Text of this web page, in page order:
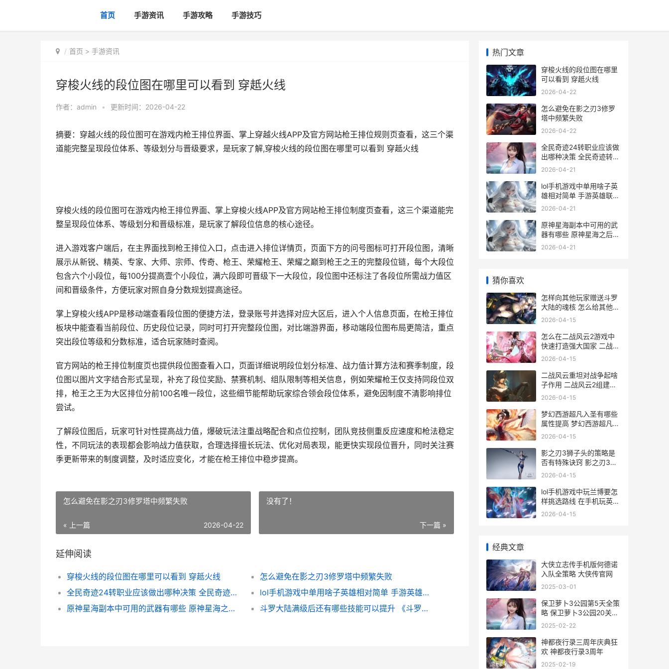
首页 手游资讯 手游攻略 手游技巧
首页 > 手游资讯
穿梭火线的段位图在哪里可以看到 穿赿火线
作者： admin • 更新时间：2026-04-22
摘要：穿越火线的段位图可在游戏内枪王排位界面、掌上穿越火线APP及官方网站枪王排位规则页查看，这三个渠
道能完整呈现段位体系、等级划分与晋级要求，是玩家了解,穿梭火线的段位图在哪里可以看到 穿赿火线
穿梭火线的段位图可在游戏内枪王排位界面、掌上穿梭火线APP及官方网站枪王排位制度页查看，这三个渠道能完
整呈现段位体系、等级划分和晋级标准，是玩家了解段位信息的核心途径。
进入游戏客户端后，在主界面找到枪王排位入口，点击进入排位详情页，页面下方的问号图标可打开段位图，清晰
展示从新锐、精英、专家、大师、宗师、传奇、枪王、荣耀枪王、荣耀之巅到枪王之王的完整段位链，每个大段位
包含六个小段位，每100分提高壹个小段位，满六段即可晋级下一大段位，段位图中还标注了各段位所需战力值区
间和晋级条件，方便玩家对照自身分数规划提高途径。
掌上穿梭火线APP是移动端查看段位图的便捷方法，登录账号并选择对应大区后，进入个人信息页面，在枪王排位
板块中能查看当前段位、历史段位记录，同时可打开完整段位图，对比端游界面，移动端段位图布局更简洁，重点
突出段位等级和分数标准，适合玩家随时查阅。
官方网站的枪王排位制度页也提供段位图查看入口，页面详细说明段位划分标准、战力值计算方法和赛季制度，段
位图以图片文字结合形式呈现，补充了段位奖励、禁赛机制、组队限制等相关信息，例如荣耀枪王仅支持同段位双
排，枪王之王为大区排位分前100名唯一段位，这些细节能帮助玩家综合领会段位体系，避免因制度不清影响排位
尝试。
了解段位图后，玩家可针对性提高战力值，爆破玩法注重战略配合和点位控制，团队竞技侧重反应速度和枪法稳定
性，不同玩法的表现都会影响战力值获取，合理选择擅长玩法、优化对局表现，能更快实现段位晋升，同时关注赛
季更新带来的制度调整，及时适应变化，才能在枪王排位中稳步提高。
怎么避免在影之刃3修罗塔中频繁失败
« 上一篇 2026-04-22
没有了！
下一篇 »
延伸阅读
穿梭火线的段位图在哪里可以看到 穿赿火线
怎么避免在影之刃3修罗塔中频繁失败
全民奇迹24转职业应该做出哪种决策 全民奇迹转职后需要重新打装备吗
lol手机游戏中单用啥子英雄相对简单 手游英雄联盟中单
原神星海副本中可用的武器有哪些 原神星海之后是什么
斗罗大陆满级后还有哪些技能可以提升 《斗罗大陆》之满级就下山
热门文章
穿梭火线的段位图在哪里
可以看到 穿赿火线
2026-04-22
怎么避免在影之刃3修罗
塔中频繁失败
2026-04-22
全民奇迹24转职业应该做
出哪种决策 全民奇迹转职
后需要重新打装备吗
2026-04-21
lol手机游戏中单用啥子英
雄相对简单 手游英雄联盟
中单
2026-04-21
原神星海副本中可用的武
器有哪些 原神星海之后是
什么
2026-04-21
猜你喜欢
怎样向其他玩家赠送斗罗
大陆的魂核 怎么给其他玩
家送花
2026-04-15
怎么在二战风云2游戏中
快速打造强大国家 二战风
云怎么进入战场
2026-04-15
二战风云重坦对战争起啥
子作用 二战风云2组建重
坦
2026-04-15
梦幻西游超凡入圣有哪些
属性提高 梦幻西游超凡入
圣这个区怎么样
2026-04-15
影之刃3狮子头的策略是
否有特殊诀窍 影之刃3狂
狮护肩
2026-04-15
lol手机游戏中玩兰博要怎
样挑选路线 在手机玩英雄
联盟
2026-04-15
经典文章
大侠立志传手机版何德诺
入队全策略 大侠传官网
2025-03-01
保卫萝卜3公园第5天全策
略 保卫萝卜3公园20关攻
略
2025-02-22
神都夜行录三周年庆典狂
欢 神都夜行录3周年
2025-02-19